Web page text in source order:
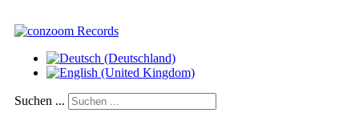
Suchen ...